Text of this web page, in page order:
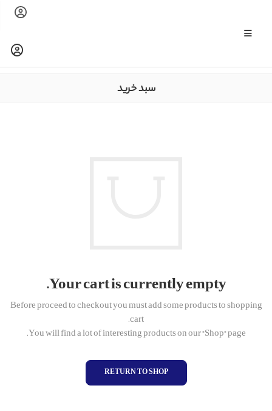
سبد خرید
Your cart is currently empty.
Before proceed to checkout you must add some products to shopping
cart.
You will find a lot of interesting products on our "Shop" page.
RETURN TO SHOP